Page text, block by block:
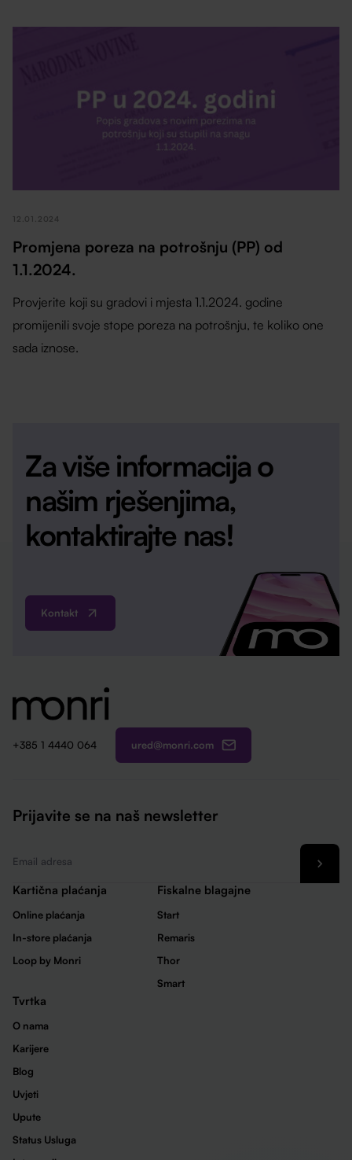
12.01.2024
Promjena poreza na potrošnju (PP) od
1.1.2024.
Provjerite koji su gradovi i mjesta 1.1.2024. godine
promijenili svoje stope poreza na potrošnju, te koliko one
sada iznose.
Za više informacija o
našim rješenjima,
kontaktirajte nas!
Kontakt
+385 1 4440 064 ured@monri.com
Prijavite se na naš newsletter
Kartična plaćanja
Online plaćanja
In-store plaćanja
Loop by Monri
Fiskalne blagajne
Start
Remaris
Thor
Smart
Tvrtka
O nama
Karijere
Blog
Uvjeti
Upute
Status Usluga